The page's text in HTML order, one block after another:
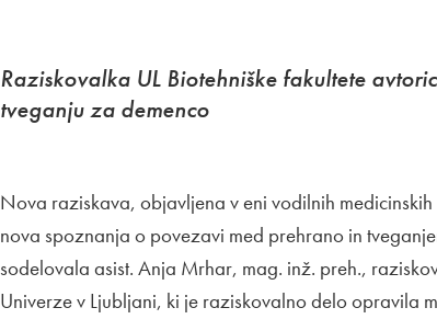
Raziskovalka UL Biotehniške fakultete
tveganju za demenco
Nova raziskava, objavljena v eni vodilnih
nova spoznanja o povezavi med prehrano in
sodelovala asist. Anja Mrhar, mag. inž. preh.,
Univerze v Ljubljani, ki je raziskovalno delo opravila